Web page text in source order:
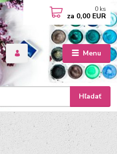
Menu
Hľadať
0 ks
za 0,00 EUR